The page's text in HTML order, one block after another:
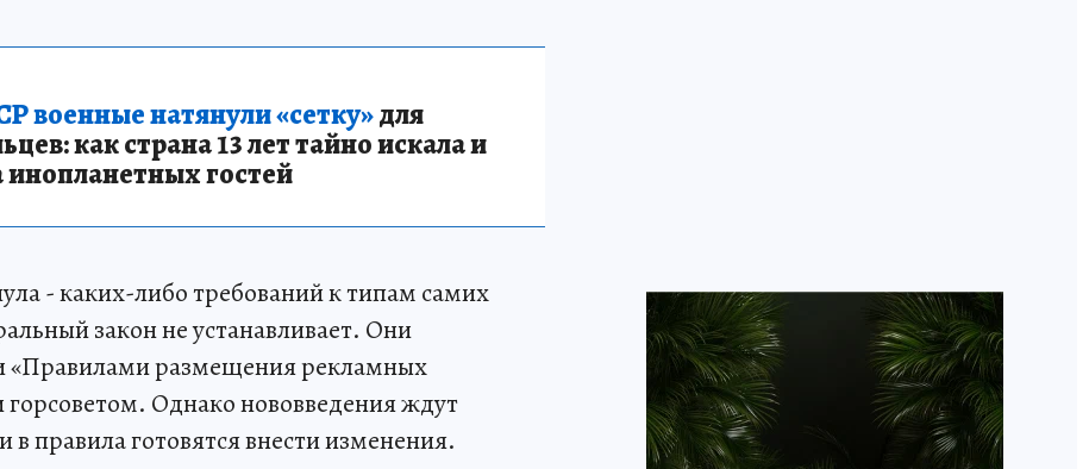
военные натянули «сетку»для
как страна 13 лет тайно искала и
инопланетных гостей
- каких-либо требований к типам самих
закон не устанавливает. Они
«Правилами размещения рекламных
Однако нововведения ждут
правила готовятся внести изменения.